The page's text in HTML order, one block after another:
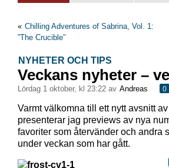
« Chilling Adventures of Sabrina, Vol. 1:
”The Crucible”
NYHETER OCH TIPS
Veckans nyheter –
lördag 1 oktober, kl 23:22 av Andreas 0
Varmt välkomna till ett nytt avsnitt
presenterar jag previews av nya
favoriter som återvänder och andra
under veckan som har gått.